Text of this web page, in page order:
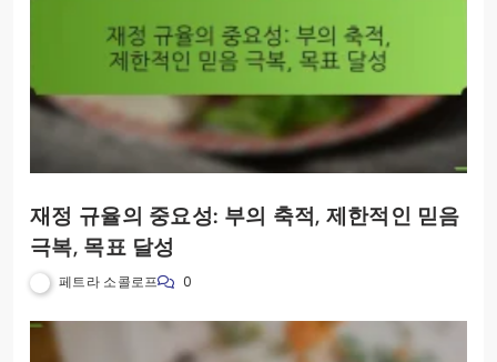
재정 규율의 중요성: 부의 축적, 제한적인 믿음
극복, 목표 달성
페트라 소콜로프 0